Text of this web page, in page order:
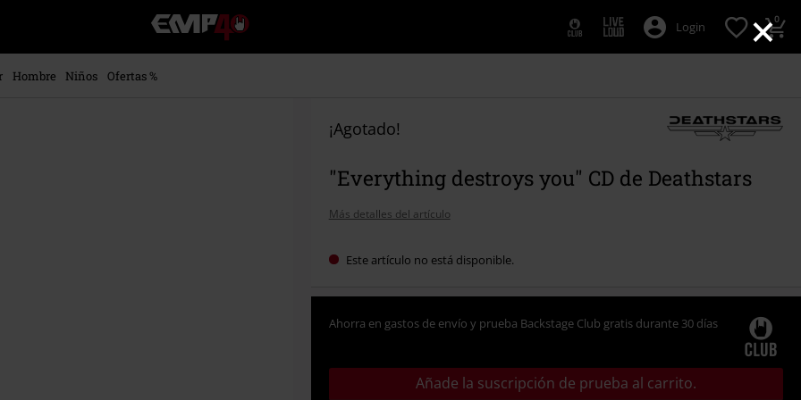
×
EMP
-
Música,
Login 0
Hombre Niños
Ofertas %
¡Agotado!
"Everything destroys you" CD de Deathstars
Más detalles del artículo
Este artículo no está disponible.
Ahorra en gastos de envío y prueba Backstage Club gratis durante 30 días
Añade la suscripción de prueba al carrito.